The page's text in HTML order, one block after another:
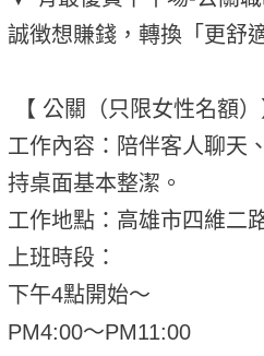
誠徴想賺錢，轉換「更舒
【 公關（只限女性名額）
工作內容：陪伴客人聊天
持桌面基本整潔。
工作地點：高雄市四維二
上班時段：
下午4點開始～
PM4:00～PM11:00